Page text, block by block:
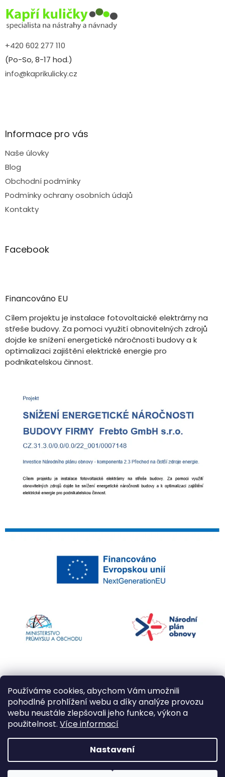
Používáme cookies, abychom Vám umožnili
pohodlné prohlížení webu a díky analýze provozu
webu neustále zlepšovali jeho funkce, výkon a
použitelnost. Více informací
Nastavení
+420 602 277 110
(Po-So, 8-17 hod.)
info@kaprikulicky.cz
Informace pro vás
Naše úlovky
Blog
Obchodní podmínky
Podmínky ochrany osobních údajů
Kontakty
Facebook
Financováno EU
Cílem projektu je instalace fotovoltaické elektrárny na
střeše budovy. Za pomoci využití obnovitelných zdrojů
dojde ke snížení energetické náročnosti budovy a k
optimalizaci zajištění elektrické energie pro
podnikatelskou činnost.
Vytvořil Shoptet
Copyright 2026Kapří kuličky. Všechna práva